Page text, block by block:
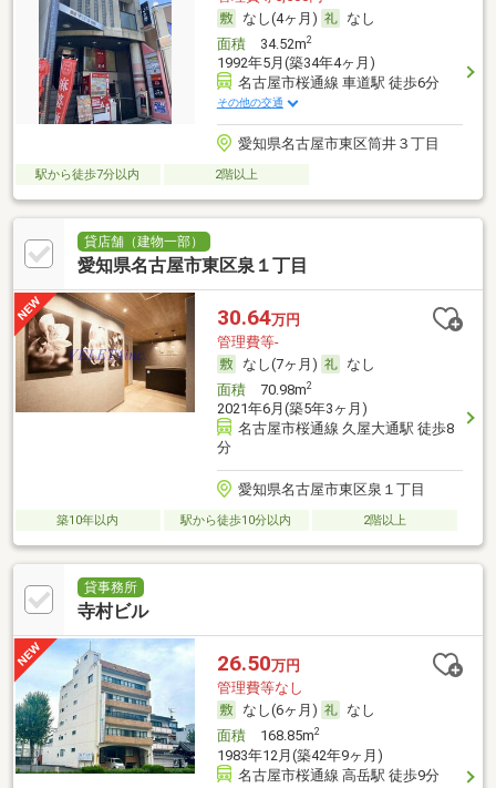
なし(4ヶ月)
なし
面積34.52m2
1992年5月(築34年4ヶ月)
名古屋市桜通線 車道駅 徒歩6分
その他の交通
愛知県名古屋市東区筒井３丁目
駅から徒歩7分以内 2階以上
貸店舗（建物一部）
愛知県名古屋市東区泉１丁目
30.64万円
管理費等-
なし(7ヶ月)
なし
面積70.98m2
2021年6月(築5年3ヶ月)
名古屋市桜通線 久屋大通駅 徒歩8
分
愛知県名古屋市東区泉１丁目
築10年以内 駅から徒歩10分以内 2階以上
貸事務所
寺村ビル
26.50万円
管理費等なし
なし(6ヶ月)
なし
面積168.85m2
1983年12月(築42年9ヶ月)
名古屋市桜通線 高岳駅 徒歩9分